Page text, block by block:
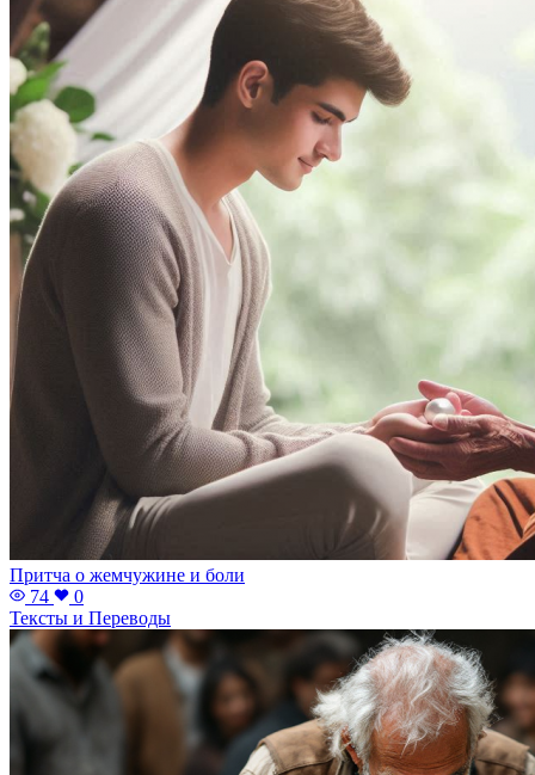
Притча о жемчужине и боли
74
0
Тексты и Переводы